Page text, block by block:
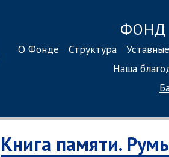
ФОНД
О Фонде Структура
Наша
Книга памяти.